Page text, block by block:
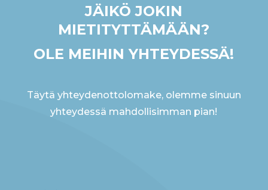
JÄIKÖ JOKIN
MIETITYTTÄMÄÄN?
OLE MEIHIN YHTEYDESSÄ!
Täytä yhteydenottolomake, olemme sinuun
yhteydessä mahdollisimman pian!